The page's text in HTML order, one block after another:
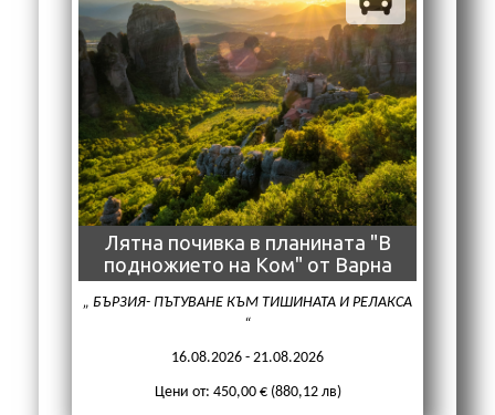
Лятна почивка в планината "В
подножието на Ком" от Варна
БЪРЗИЯ- ПЪТУВАНЕ КЪМ ТИШИНАТА И РЕЛАКСА
16.08.2026 - 21.08.2026
Цени от: 450,00 € (880,12 лв)